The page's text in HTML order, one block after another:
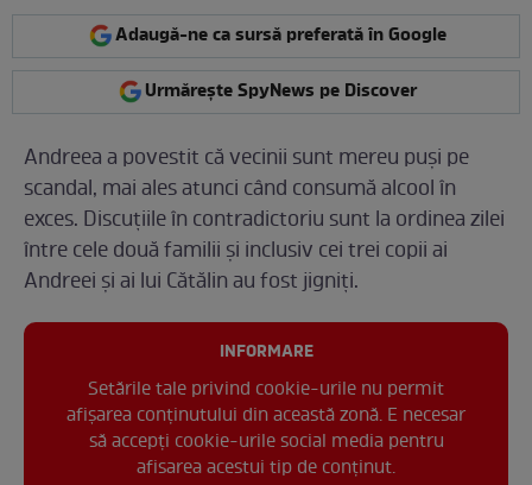
Adaugă-ne ca sursă preferată în Google
Urmărește SpyNews pe Discover
Andreea a povestit că vecinii sunt mereu puși pe
scandal, mai ales atunci când consumă alcool în
exces. Discuțiile în contradictoriu sunt la ordinea zilei
între cele două familii și inclusiv cei trei copii ai
Andreei și ai lui Cătălin au fost jigniți.
INFORMARE
Setările tale privind cookie-urile nu permit
afișarea conținutului din această zonă. E necesar
să accepți cookie-urile social media pentru
afisarea acestui tip de conținut.